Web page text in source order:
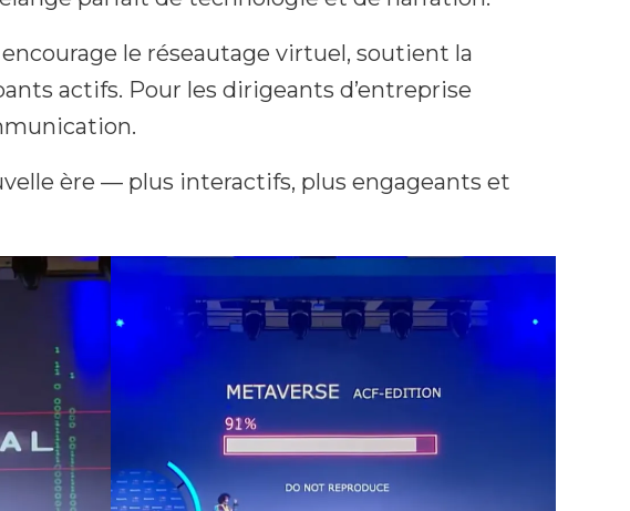
le réseautage virtuel, soutient la
actifs. Pour les dirigeants d’entreprise
ère — plus interactifs, plus engageants et